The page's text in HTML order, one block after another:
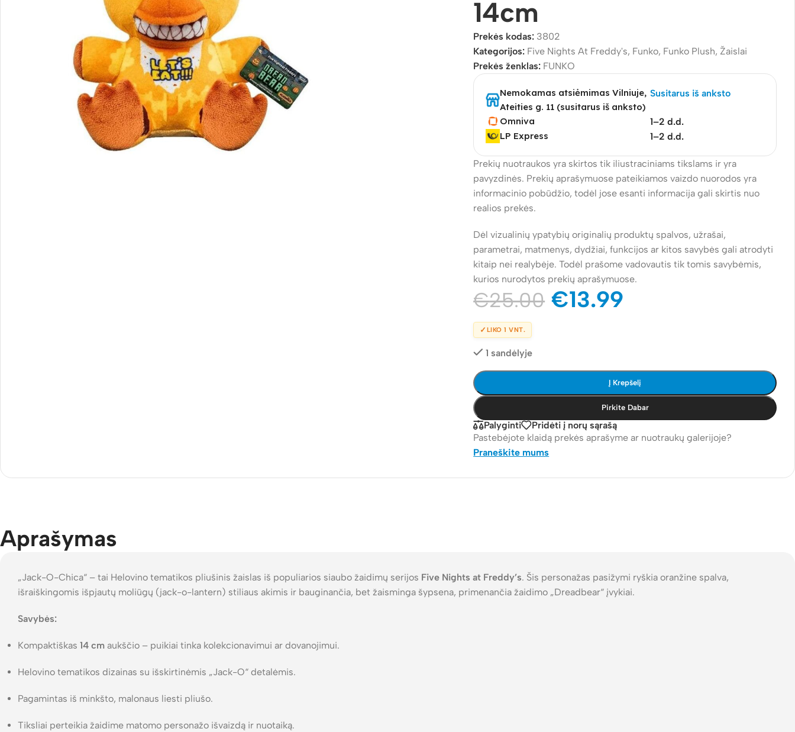
14cm
Prekės kodas: 3802
Kategorijos: Five Nights At Freddy's, Funko, Funko Plush, Žaislai
Prekės ženklas: FUNKO
Nemokamas atsiėmimas Vilniuje,
Ateities g. 11 (susitarus iš anksto)
Susitarus iš anksto
Omniva
1–2 d.d.
LP Express
1–2 d.d.
Prekių nuotraukos yra skirtos tik iliustraciniams tikslams ir yra
pavyzdinės. Prekių aprašymuose pateikiamos vaizdo nuorodos yra
informacinio pobūdžio, todėl jose esanti informacija gali skirtis nuo
realios prekės.
Dėl vizualinių ypatybių originalių produktų spalvos, užrašai,
parametrai, matmenys, dydžiai, funkcijos ar kitos savybės gali atrodyti
kitaip nei realybėje. Todėl prašome vadovautis tik tomis savybėmis,
kurios nurodytos prekių aprašymuose.
€25.00 €13.99
✓ LIKO 1 VNT.
1 sandėlyje
Į Krepšelį
Pirkite Dabar
Palyginti
Pridėti į norų sąrašą
Pastebėjote klaidą prekės aprašyme ar nuotraukų galerijoje?
Praneškite mums
Aprašymas
„Jack-O-Chica“ – tai Helovino tematikos pliušinis žaislas iš populiarios siaubo žaidimų serijos Five Nights at Freddy’s. Šis personažas pasižymi ryškia oranžine spalva,
išraiškingomis išpjautų moliūgų (jack-o-lantern) stiliaus akimis ir bauginančia, bet žaisminga šypsena, primenančia žaidimo „Dreadbear“ įvykiai.
Savybės:
Kompaktiškas 14 cm aukščio – puikiai tinka kolekcionavimui ar dovanojimui.
Helovino tematikos dizainas su išskirtinėmis „Jack-O“ detalėmis.
Pagamintas iš minkšto, malonaus liesti pliušo.
Tiksliai perteikia žaidime matomo personažo išvaizdą ir nuotaiką.